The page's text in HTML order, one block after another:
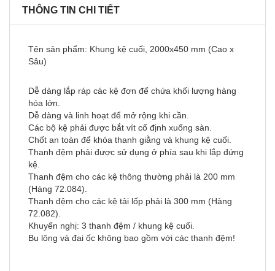
THÔNG TIN CHI TIẾT
Tên sản phẩm: Khung kệ cuối, 2000x450 mm (Cao x
Sâu)
Dễ dàng lắp ráp các kệ đơn để chứa khối lượng hàng
hóa lớn.
Dễ dàng và linh hoạt để mở rộng khi cần.
Các bộ kệ phải được bắt vít cố định xuống sàn.
Chốt an toàn để khóa thanh giằng và khung kệ cuối.
Thanh đệm phải được sử dụng ở phía sau khi lắp đứng
kệ.
Thanh đệm cho các kệ thông thường phải là 200 mm
(Hàng 72.084).
Thanh đệm cho các kệ tải lốp phải là 300 mm (Hàng
72.082).
Khuyến nghị: 3 thanh đệm / khung kệ cuối.
Bu lông và đai ốc không bao gồm với các thanh đệm!